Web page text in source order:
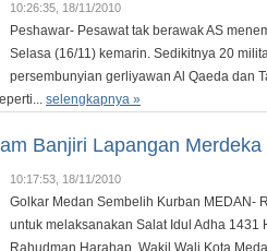
10:26:35, 18/11/2010
Peshawar- Pesawat tak berawak AS
Selasa (16/11) kemarin. Sedikitnya 20
persembunyian gerliyawan Al Qaeda dan
selengkapnya »
Banjiri Lapangan Merdeka
10:17:53, 18/11/2010
Golkar Medan Sembelih Kurban MEDAN-
untuk melaksanakan Salat Idul Adha 1431
Rahudman Harahap, Wakil Wali Kota